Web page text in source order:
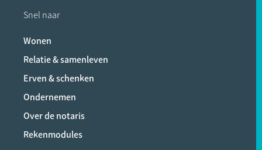
Snel naar
Wonen
Relatie & samenleven
Erven & schenken
Ondernemen
Over de notaris
Rekenmodules